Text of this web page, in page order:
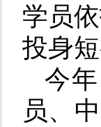
学员
投身
今
员、